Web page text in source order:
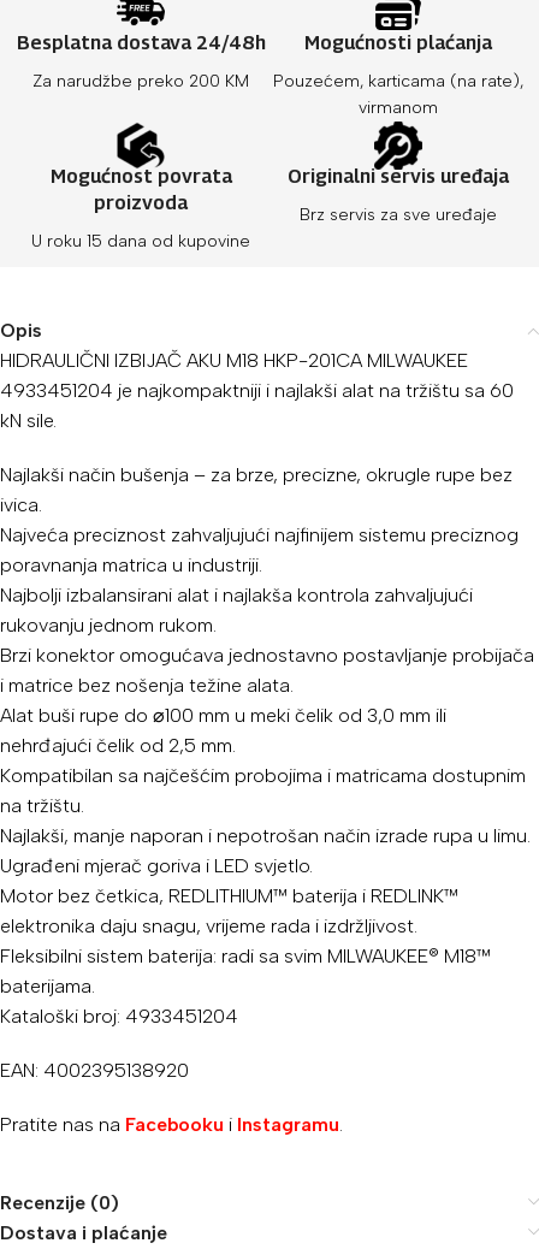
Besplatna dostava 24/48h
Za narudžbe preko 200 KM
Mogućnosti plaćanja
Pouzećem, karticama (na rate),
virmanom
Mogućnost povrata
proizvoda
U roku 15 dana od kupovine
Originalni servis uređaja
Brz servis za sve uređaje
Opis
HIDRAULIČNI IZBIJAČ AKU M18 HKP-201CA MILWAUKEE
4933451204 je najkompaktniji i najlakši alat na tržištu sa 60
kN sile.
Najlakši način bušenja – za brze, precizne, okrugle rupe bez
ivica.
Najveća preciznost zahvaljujući najfinijem sistemu preciznog
poravnanja matrica u industriji.
Najbolji izbalansirani alat i najlakša kontrola zahvaljujući
rukovanju jednom rukom.
Brzi konektor omogućava jednostavno postavljanje probijača
i matrice bez nošenja težine alata.
Alat buši rupe do ⌀100 mm u meki čelik od 3,0 mm ili
nehrđajući čelik od 2,5 mm.
Kompatibilan sa najčešćim probojima i matricama dostupnim
na tržištu.
Najlakši, manje naporan i nepotrošan način izrade rupa u limu.
Ugrađeni mjerač goriva i LED svjetlo.
Motor bez četkica, REDLITHIUM™ baterija i REDLINK™
elektronika daju snagu, vrijeme rada i izdržljivost.
Fleksibilni sistem baterija: radi sa svim MILWAUKEE® M18™
baterijama.
Kataloški broj: 4933451204
EAN: 4002395138920
Pratite nas na Facebooku i Instagramu.
Recenzije (0)
Dostava i plaćanje